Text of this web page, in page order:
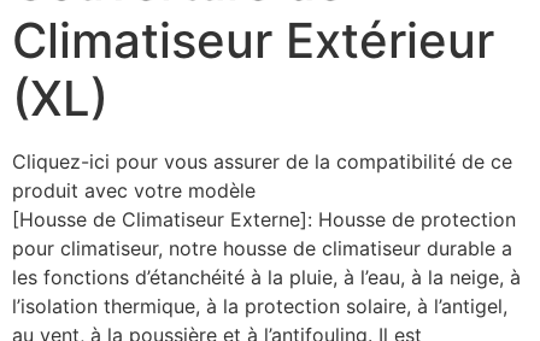
Climatiseur Extérieur
(XL)
Cliquez-ici pour vous assurer de la compatibilité de ce
produit avec votre modèle
[Housse de Climatiseur Externe]: Housse de protection
pour climatiseur, notre housse de climatiseur durable a
les fonctions d’étanchéité à la pluie, à l’eau, à la neige, à
l’isolation thermique, à la protection solaire, à l’antigel,
au vent, à la poussière et à l’antifouling. Il est